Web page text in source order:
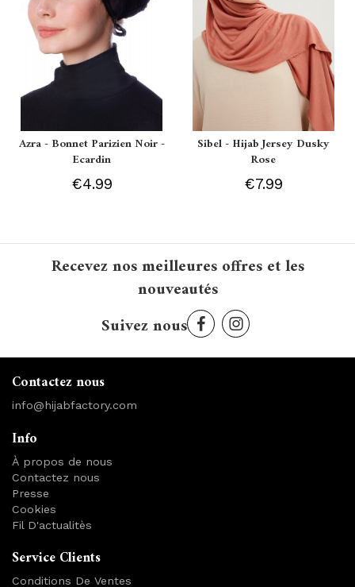
Azra - Bonnet Parizien Noir -
Ecardin
€4.99
Sibel - Hijab Jersey Dusky
Rose
€7.99
Recevez nos meilleures offres et les
nouveautés
Suivez nous
Contactez nous
info@hijabfactory.com
Info
À propos de nous
Contactez nous
Presse
Cookies
Fil D'actualitès
Service Clients
Conditions De Ventes